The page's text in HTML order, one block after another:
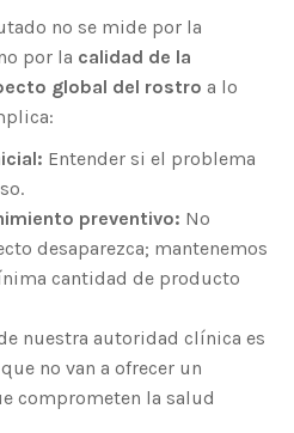
no se mide por la
por la calidad de la
global del rostro a lo
Entender si el problema
preventivo: No
desaparezca; mantenemos
cantidad de producto
nuestra autoridad clínica es
no van a ofrecer un
comprometen la salud